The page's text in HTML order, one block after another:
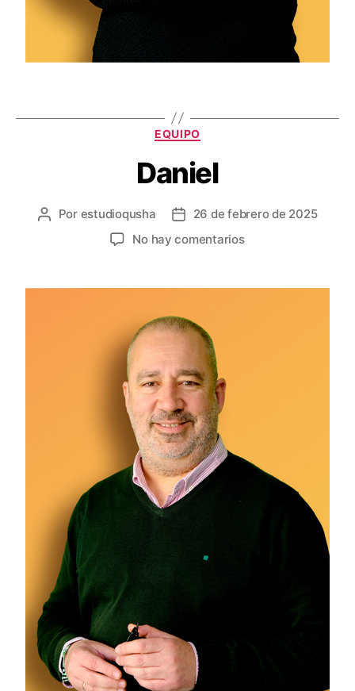
EQUIPO
Daniel
Por estudioqusha
26 de febrero de 2025
No hay comentarios